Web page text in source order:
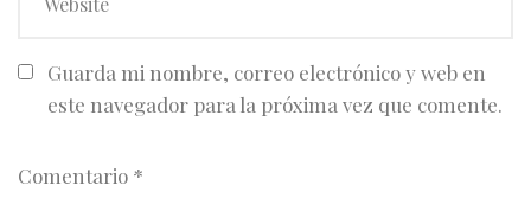
Guarda mi nombre, correo electrónico y web en
este navegador para la próxima vez que comente.
Comentario *